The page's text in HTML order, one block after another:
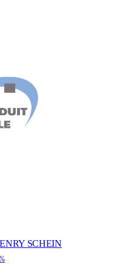
SCHEIN